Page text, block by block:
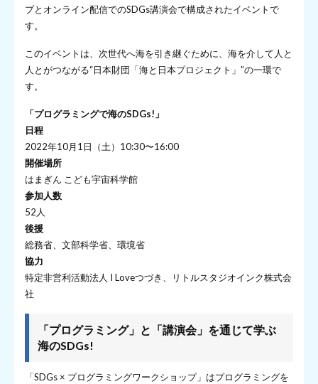
プとオンライン配信でのSDGs講演会で構成されたイベントで
す。
このイベントは、次世代へ海を引き継ぐために、海を介して人と
人とがつながる“日本財団「海と日本プロジェクト」”の一環で
す。
「プログラミングで海のSDGs!」
日程
2022年10月1日（土）10:30〜16:00
開催場所
はまぎん こども宇宙科学館
参加人数
52人
後援
総務省、文部科学省、環境省
協力
特定非営利活動法人 I Loveつづき、リトルスタジオインク株式会
社
「プログラミング」と「講演会」を通じて学ぶ
海のSDGs!
「SDGs × プログラミングワークショップ」はプログラミングを